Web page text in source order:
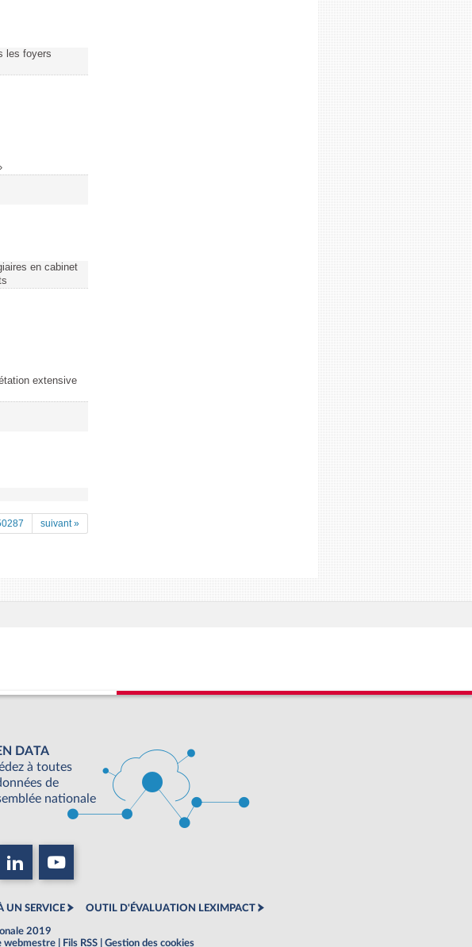
les foyers
en cabinet
extensive
suivant »
DATA
à toutes
de
nationale
UN SERVICE OUTIL D'ÉVALUATION LEXIMPACT
2019
webmestre Fils RSS Gestion des cookies